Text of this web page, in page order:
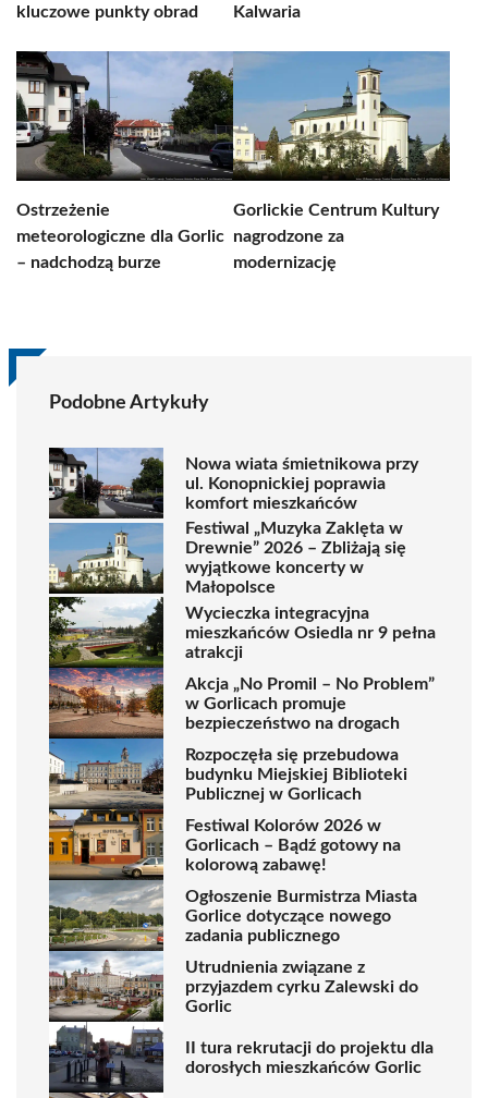
kluczowe punkty obrad Kalwaria
Ostrzeżenie
meteorologiczne dla Gorlic
– nadchodzą burze
Gorlickie Centrum Kultury
nagrodzone za
modernizację
Podobne Artykuły
Nowa wiata śmietnikowa przy
ul. Konopnickiej poprawia
komfort mieszkańców
Festiwal „Muzyka Zaklęta w
Drewnie” 2026 – Zbliżają się
wyjątkowe koncerty w
Małopolsce
Wycieczka integracyjna
mieszkańców Osiedla nr 9 pełna
atrakcji
Akcja „No Promil – No Problem”
w Gorlicach promuje
bezpieczeństwo na drogach
Rozpoczęła się przebudowa
budynku Miejskiej Biblioteki
Publicznej w Gorlicach
Festiwal Kolorów 2026 w
Gorlicach – Bądź gotowy na
kolorową zabawę!
Ogłoszenie Burmistrza Miasta
Gorlice dotyczące nowego
zadania publicznego
Utrudnienia związane z
przyjazdem cyrku Zalewski do
Gorlic
II tura rekrutacji do projektu dla
dorosłych mieszkańców Gorlic